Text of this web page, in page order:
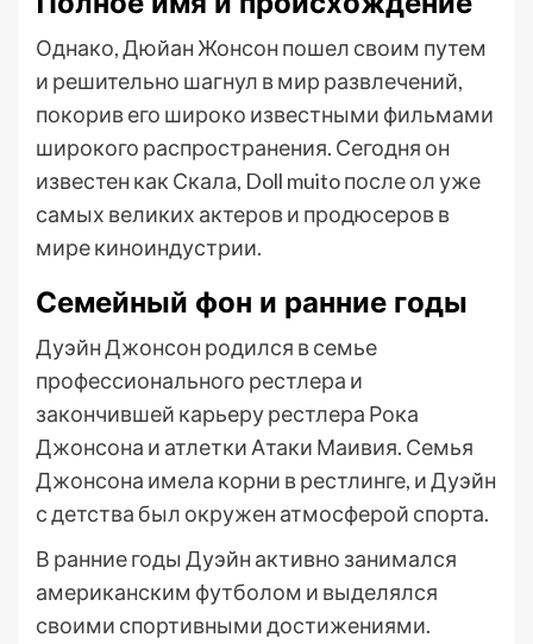
Однако, Дюйан Жонсон пошел своим путем
и решительно шагнул в мир развлечений,
покорив его широко известными фильмами
широкого распространения. Сегодня он
известен как Скала, Doll muito после ол уже
самых великих актеров и продюсеров в
мире киноиндустрии.
Семейный фон и ранние годы
Дуэйн Джонсон родился в семье
профессионального рестлера и
закончившей карьеру рестлера Рока
Джонсона и атлетки Атаки Маивия. Семья
Джонсона имела корни в рестлинге, и Дуэйн
с детства был окружен атмосферой спорта.
В ранние годы Дуэйн активно занимался
американским футболом и выделялся
своими спортивными достижениями.